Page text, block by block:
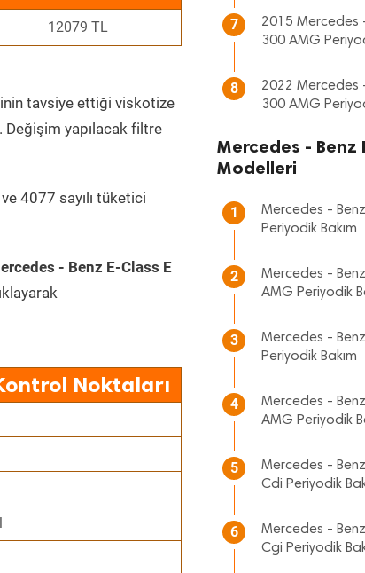
12079 TL
tavsiye ettiği viskotize
Değişim yapılacak filtre
4077 sayılı tüketici
- Benz E-Class E
Noktaları
7
2015 Mercedes
300 AMG
8
2022 Mercedes
300 AMG
Mercedes - Benz
Modelleri
1
Mercedes -
Periyodik Bakım
2
Mercedes -
AMG Periyodik
3
Mercedes -
Periyodik Bakım
4
Mercedes -
AMG Periyodik
5
Mercedes -
Cdi Periyodik
6
Mercedes -
Cgi Periyodik